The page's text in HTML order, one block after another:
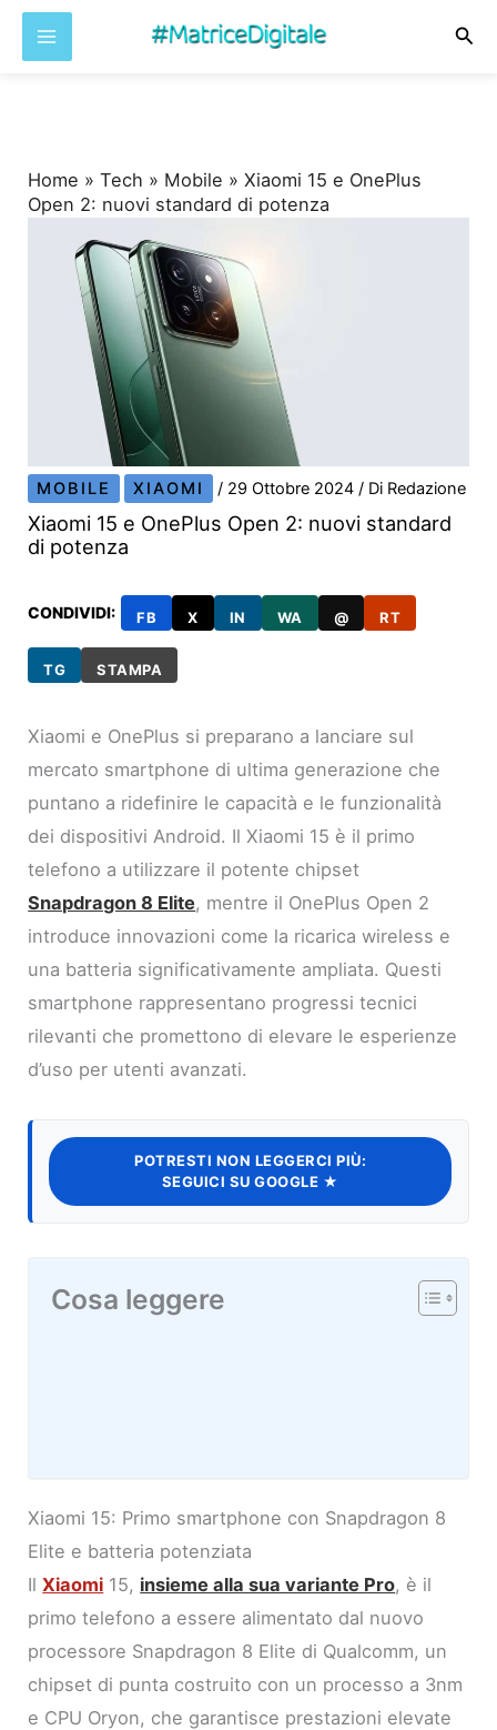
Home »Tech » Mobile »Xiaomi 15 e OnePlus
Open 2: nuovi standard di potenza
MOBILE XIAOMI / 29 Ottobre 2024/ Di Redazione
Xiaomi 15 e OnePlus Open 2: nuovi standard
di potenza
CONDIVIDI: FB X IN WA @ RT
TG STAMPA
Xiaomi e OnePlus si preparano a lanciare sul
mercato smartphone di ultima generazione che
puntano a ridefinire le capacità e le funzionalità
dei dispositivi Android. Il Xiaomi 15 è il primo
telefono a utilizzare il potente chipset
Snapdragon 8 Elite, mentre il OnePlus Open 2
introduce innovazioni come la ricarica wireless e
una batteria significativamente ampliata. Questi
smartphone rappresentano progressi tecnici
rilevanti che promettono di elevare le esperienze
d’uso per utenti avanzati.
POTRESTI NON LEGGERCI PIÙ:
SEGUICI SU GOOGLE ★
Cosa leggere
Xiaomi 15: Primo smartphone con Snapdragon 8
Elite e batteria potenziata
IlXiaomi 15, insieme alla sua variante Pro, è il
primo telefono a essere alimentato dal nuovo
processore Snapdragon 8 Elite di Qualcomm, un
chipset di punta costruito con un processo a 3nm
e CPU Oryon, che garantisce prestazioni elevate